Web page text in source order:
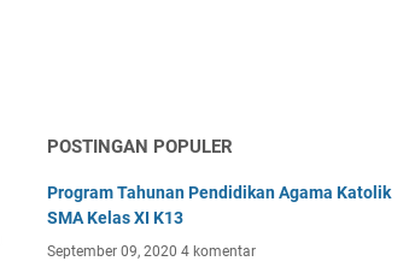
POSTINGAN POPULER
Program Tahunan Pendidikan Agama Katolik
SMA Kelas XI K13
September 09, 2020 4 komentar